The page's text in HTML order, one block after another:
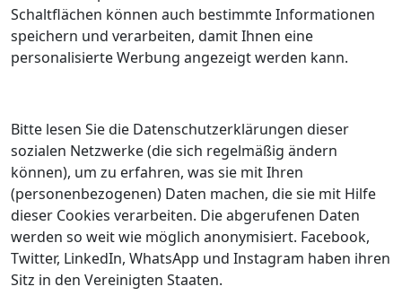
Schaltflächen können auch bestimmte Informationen
speichern und verarbeiten, damit Ihnen eine
personalisierte Werbung angezeigt werden kann.
Bitte lesen Sie die Datenschutzerklärungen dieser
sozialen Netzwerke (die sich regelmäßig ändern
können), um zu erfahren, was sie mit Ihren
(personenbezogenen) Daten machen, die sie mit Hilfe
dieser Cookies verarbeiten. Die abgerufenen Daten
werden so weit wie möglich anonymisiert. Facebook,
Twitter, LinkedIn, WhatsApp und Instagram haben ihren
Sitz in den Vereinigten Staaten.